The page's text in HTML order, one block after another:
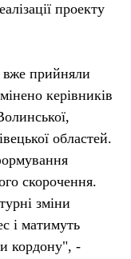
проекту
прийняли
керівників
областей.
скорочення.
зміни
і матимуть
кордону", -